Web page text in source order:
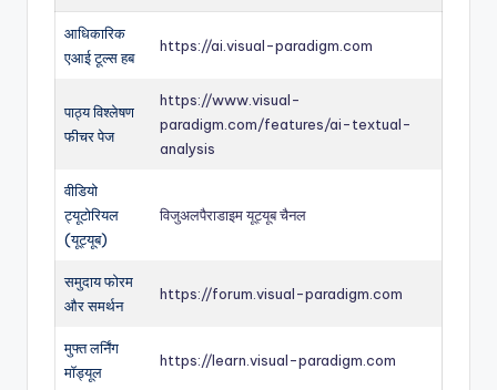
आधिकारिक
एआई टूल्स हब
https://ai.visual-paradigm.com
पाठ्य विश्लेषण
फीचर पेज
https://www.visual-
paradigm.com/features/ai-textual-
analysis
वीडियो
ट्यूटोरियल
(यूट्यूब)
विजुअलपैराडाइम यूट्यूब चैनल
समुदाय फोरम
और समर्थन
https://forum.visual-paradigm.com
मुफ्त लर्निंग
मॉड्यूल
https://learn.visual-paradigm.com